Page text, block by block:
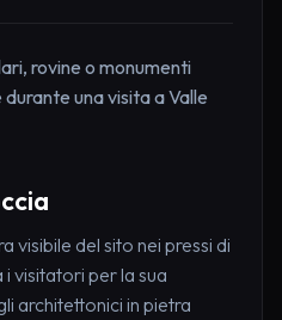
rovine o monumenti
una visita a Valle
visibile del sito nei pressi di
visitatori per la sua
architettonici in pietra